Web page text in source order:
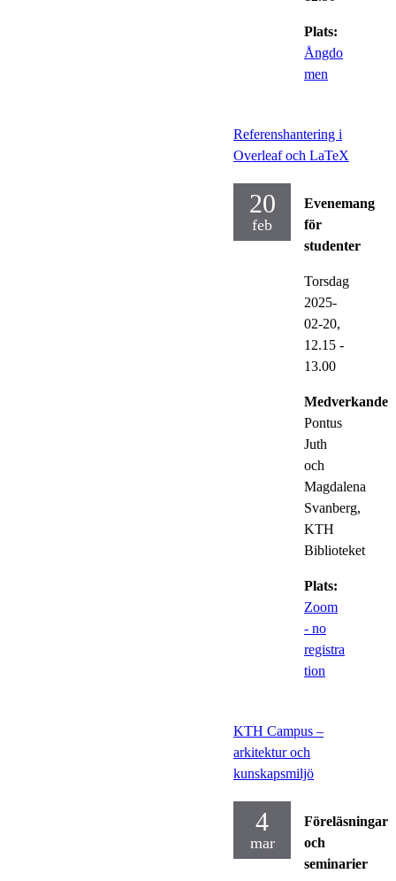
Plats:
Ångdo
men
Referenshantering i
Overleaf och LaTeX
20
feb
Evenemang
för
studenter
Torsdag
2025-
02-20,
12.15 -
13.00
Medverkande:
Pontus
Juth
och
Magdalena
Svanberg,
KTH
Biblioteket
Plats:
Zoom
- no
registra
tion
KTH Campus –
arkitektur och
kunskapsmiljö
4
mar
Föreläsningar
och
seminarier